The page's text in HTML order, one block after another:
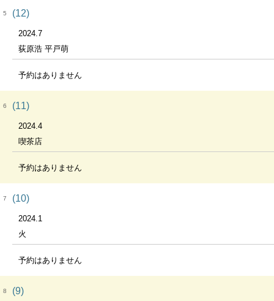
5 (12)
2024.7
荻原浩 平戸萌
予約はありません
6 (11)
2024.4
喫茶店
予約はありません
7 (10)
2024.1
火
予約はありません
8 (9)